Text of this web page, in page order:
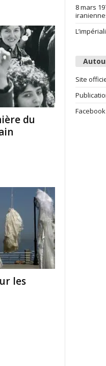
du
les
8 mars
Site
Facebook